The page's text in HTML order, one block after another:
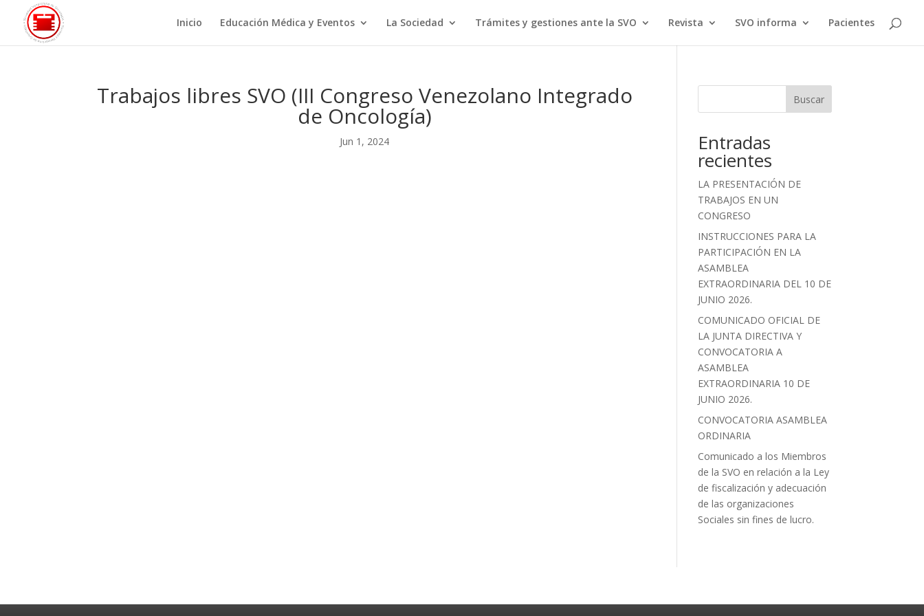
Inicio Educación Médica y Eventos La Sociedad Trámites y gestiones ante la SVO Revista SVO informa Pacientes
Trabajos libres SVO (III Congreso Venezolano Integrado
de Oncología)
Jun 1, 2024
Buscar
Entradas
recientes
LA PRESENTACIÓN DE
TRABAJOS EN UN
CONGRESO
INSTRUCCIONES PARA LA
PARTICIPACIÓN EN LA
ASAMBLEA
EXTRAORDINARIA DEL 10 DE
JUNIO 2026.
COMUNICADO OFICIAL DE
LA JUNTA DIRECTIVA Y
CONVOCATORIA A
ASAMBLEA
EXTRAORDINARIA 10 DE
JUNIO 2026.
CONVOCATORIA ASAMBLEA
ORDINARIA
Comunicado a los Miembros
de la SVO en relación a la Ley
de fiscalización y adecuación
de las organizaciones
Sociales sin fines de lucro.